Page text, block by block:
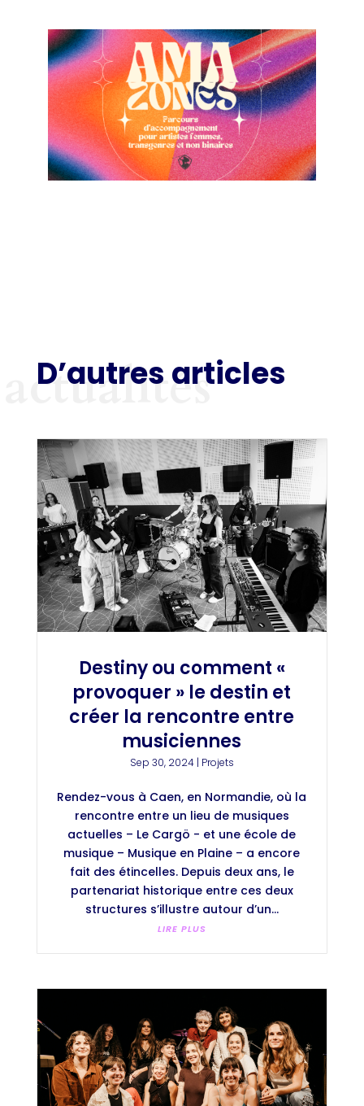
D’autres articles
actualités
Destiny ou comment «
provoquer » le destin et
créer la rencontre entre
musiciennes
Sep 30, 2024| Projets
Rendez-vous à Caen, en Normandie, où la
rencontre entre un lieu de musiques
actuelles – Le Cargö - et une école de
musique – Musique en Plaine – a encore
fait des étincelles. Depuis deux ans, le
partenariat historique entre ces deux
structures s’illustre autour d’un...
LIRE PLUS